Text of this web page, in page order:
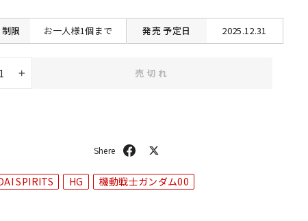
格
制限 お一人様1個まで 発売予定日 2025.12.31
+
売切れ
シ
ア
ト
SPIRITS HG 機動戦士ガンダム00